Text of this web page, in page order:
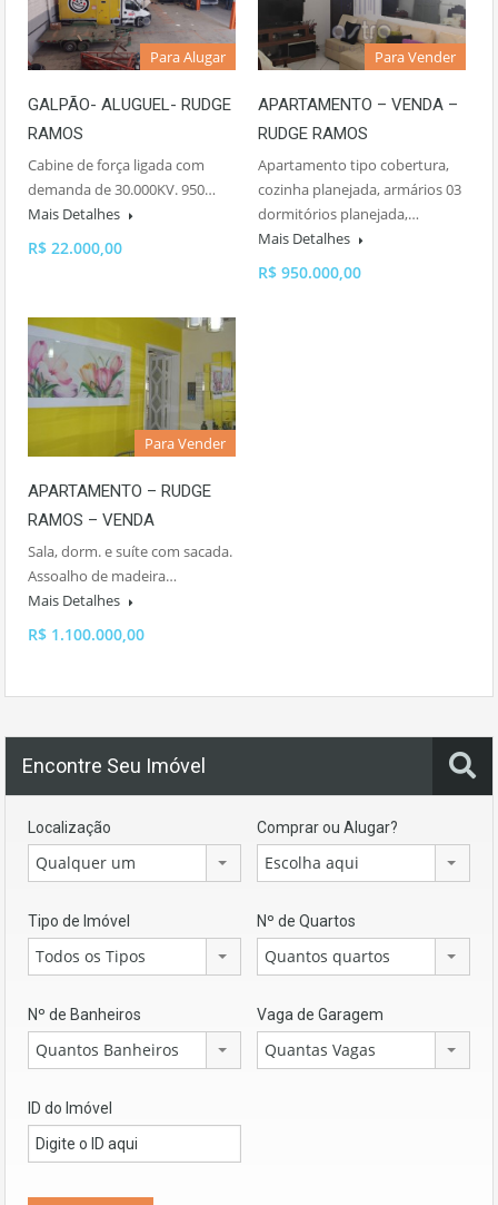
Para Alugar
GALPÃO- ALUGUEL- RUDGE
RAMOS
Cabine de força ligada com
demanda de 30.000KV. 950…
Mais Detalhes
R$ 22.000,00
Para Vender
APARTAMENTO – VENDA –
RUDGE RAMOS
Apartamento tipo cobertura,
cozinha planejada, armários 03
dormitórios planejada,…
Mais Detalhes
R$ 950.000,00
Para Vender
APARTAMENTO – RUDGE
RAMOS – VENDA
Sala, dorm. e suíte com sacada.
Assoalho de madeira…
Mais Detalhes
R$ 1.100.000,00
Encontre Seu Imóvel
Localização
Qualquer um
Comprar ou Alugar?
Escolha aqui
Tipo de Imóvel
Todos os Tipos
Nº de Quartos
Quantos quartos
Nº de Banheiros
Quantos Banheiros
Vaga de Garagem
Quantas Vagas
ID do Imóvel